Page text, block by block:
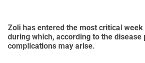
Zoli has entered the most critical
during which, according to the disease
complications may arise.